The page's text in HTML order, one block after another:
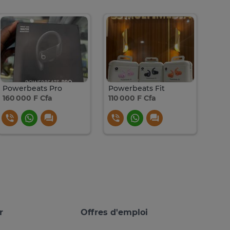
Powerbeats Pro
160 000 F Cfa
Powerbeats Fit
110 000 F Cfa
Offres d'emploi